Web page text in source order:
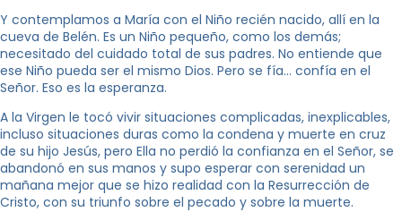
Y contemplamos a María con el Niño recién nacido, allí en la
cueva de Belén. Es un Niño pequeño, como los demás;
necesitado del cuidado total de sus padres. No entiende que
ese Niño pueda ser el mismo Dios. Pero se fía… confía en el
Señor. Eso es la esperanza.
A la Virgen le tocó vivir situaciones complicadas, inexplicables,
incluso situaciones duras como la condena y muerte en cruz
de su hijo Jesús, pero Ella no perdió la confianza en el Señor, se
abandonó en sus manos y supo esperar con serenidad un
mañana mejor que se hizo realidad con la Resurrección de
Cristo, con su triunfo sobre el pecado y sobre la muerte.